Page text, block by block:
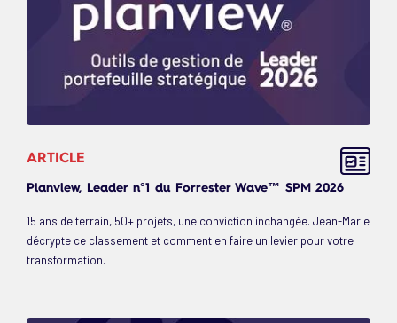
ARTICLE
Planview, Leader n°1 du Forrester Wave™ SPM 2026
15 ans de terrain, 50+ projets, une conviction inchangée. Jean-Marie
décrypte ce classement et comment en faire un levier pour votre
transformation.